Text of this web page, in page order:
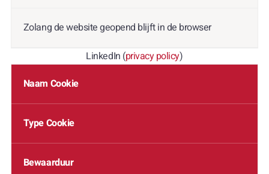
Zolang de website geopend blijft in de browser
LinkedIn (privacy policy)
Naam Cookie
Type Cookie
Bewaarduur